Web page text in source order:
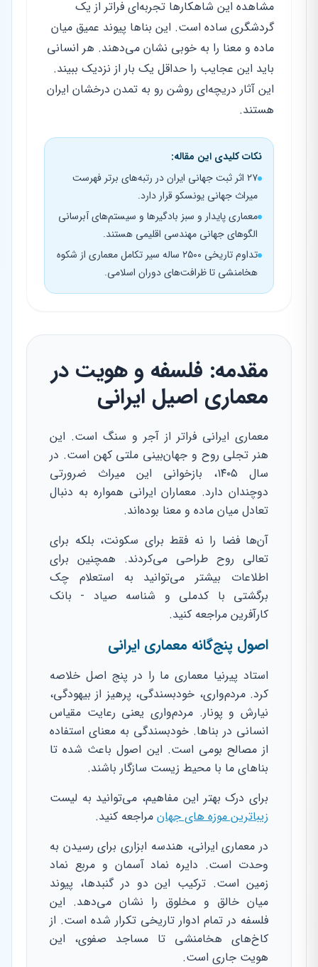
مشاهده این شاهکارها تجربه‌ای فراتر از یک
گردشگری ساده است. این بناها پیوند عمیق میان
ماده و معنا را به خوبی نشان می‌دهند. هر انسانی
باید این عجایب را حداقل یک بار از نزدیک ببیند.
این آثار دریچه‌ای روشن رو به تمدن درخشان ایران
هستند.
نکات کلیدی این مقاله:
۲۷ اثر ثبت جهانی ایران در رتبه‌های برتر فهرست
میراث جهانی یونسکو قرار دارد.
معماری پایدار و سبز بادگیرها و سیستم‌های آبرسانی
الگوهای جهانی مهندسی اقلیمی هستند.
تداوم تاریخی ۲۵۰۰ ساله سیر تکامل معماری از شکوه
هخامنشی تا ظرافت‌های دوران اسلامی.
مقدمه: فلسفه و هویت در
معماری اصیل ایرانی
معماری ایرانی فراتر از آجر و سنگ است. این
هنر تجلی روح و جهان‌بینی ملتی کهن است. در
سال ۱۴۰۵، بازخوانی این میراث ضرورتی
دوچندان دارد. معماران ایرانی همواره به دنبال
تعادل میان ماده و معنا بوده‌اند.
آن‌ها فضا را نه فقط برای سکونت، بلکه برای
تعالی روح طراحی می‌کردند. همچنین برای
اطلاعات بیشتر می‌توانید به استعلام چک
برگشتی با کدملی و شناسه صیاد - بانک
کارآفرین مراجعه کنید.
اصول پنج‌گانه معماری ایرانی
استاد پیرنیا معماری ما را در پنج اصل خلاصه
کرد. مردم‌واری، خودبسندگی، پرهیز از بیهودگی،
نیارش و پونار. مردم‌واری یعنی رعایت مقیاس
انسانی در بناها. خودبسندگی به معنای استفاده
از مصالح بومی است. این اصول باعث شده تا
بناهای ما با محیط زیست سازگار باشند.
برای درک بهتر این مفاهیم، می‌توانید به لیست
زیباترین موزه های جهان مراجعه کنید.
در معماری ایرانی، هندسه ابزاری برای رسیدن به
وحدت است. دایره نماد آسمان و مربع نماد
زمین است. ترکیب این دو در گنبدها، پیوند
میان خالق و مخلوق را نشان می‌دهد. این
فلسفه در تمام ادوار تاریخی تکرار شده است. از
کاخ‌های هخامنشی تا مساجد صفوی، این
هویت جاری است.